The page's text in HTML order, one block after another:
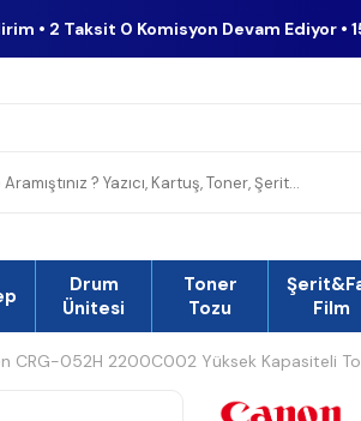
• 2 Taksit 0 Komisyon Devam Ediyor •
Drum
Ünitesi
Toner
Tozu
Film
CRG-052H 2200C002 Yüksek Kapasiteli